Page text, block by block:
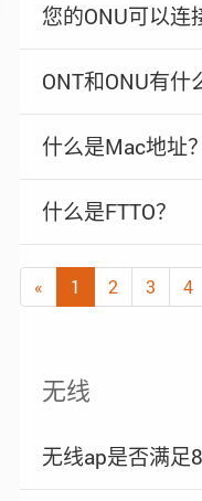
您的ONU可以连
ONT和ONU有什
什么是Mac地址？
什么是FTTO？
« 1 2 3 4
无线
无线ap是否满足